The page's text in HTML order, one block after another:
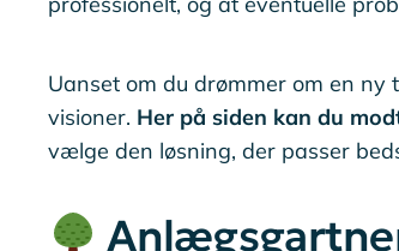
Uanset om du drømmer om en
visioner. Her på siden kan du
vælge den løsning, der passer